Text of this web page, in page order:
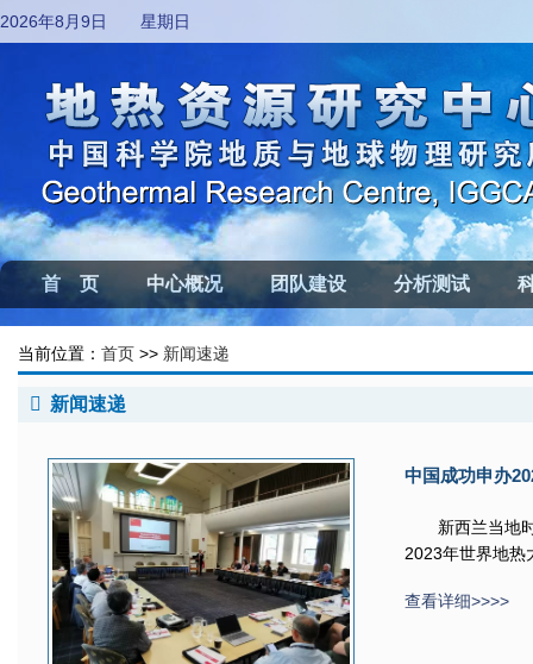
2026年8月9日 星期日
首 页 中心概况 团队建设 分析测试
当前位置： 首页 >> 新闻速递
新闻速递
中国成功申办
新西兰当地
2023年世界地热
查看详细>>>>